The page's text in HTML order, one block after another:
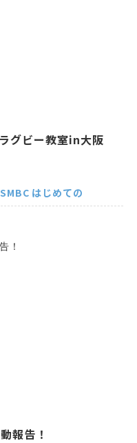
グビー教室in大阪
SMBC はじめての
報告！